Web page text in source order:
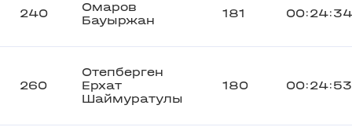
240
Омаров
Бауыржан
181 00:24:34
260
Отепберген
Ерхат
Шаймуратулы
180 00:24:53